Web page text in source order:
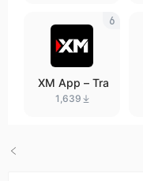
XM App – Tra
de with confid
1,639
6